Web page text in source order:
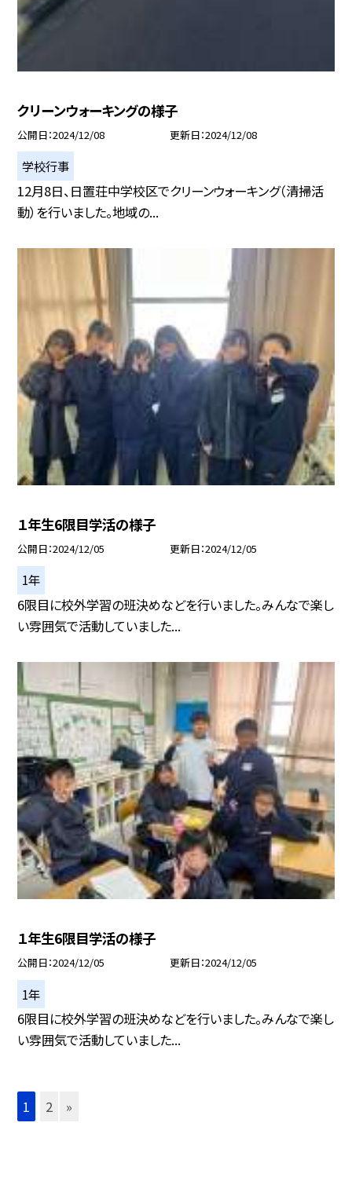
クリーンウォーキングの様子
公開日 2024/12/08 更新日 2024/12/08
学校行事
12月8日、日置荘中学校区でクリーンウォーキング（清掃活
動）を行いました。地域の...
１年生6限目学活の様子
公開日 2024/12/05 更新日 2024/12/05
1年
6限目に校外学習の班決めなどを行いました。みんなで楽し
い雰囲気で活動していました...
１年生6限目学活の様子
公開日 2024/12/05 更新日 2024/12/05
1年
6限目に校外学習の班決めなどを行いました。みんなで楽し
い雰囲気で活動していました...
1 2 »